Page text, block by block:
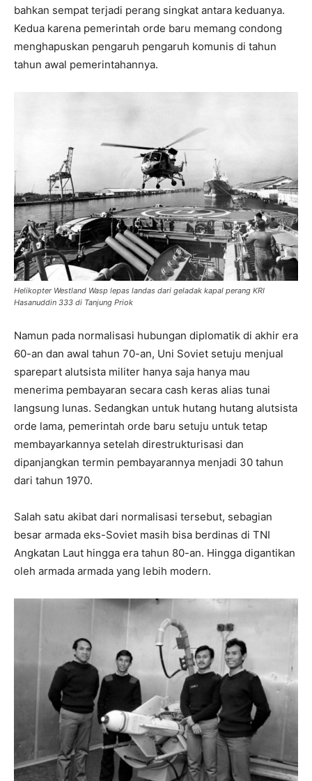
bahkan sempat terjadi perang singkat antara keduanya.
Kedua karena pemerintah orde baru memang condong
menghapuskan pengaruh pengaruh komunis di tahun
tahun awal pemerintahannya.
Helikopter Westland Wasp lepas landas dari geladak kapal perang KRI
Hasanuddin 333 di Tanjung Priok
Namun pada normalisasi hubungan diplomatik di akhir era
60-an dan awal tahun 70-an, Uni Soviet setuju menjual
sparepart alutsista militer hanya saja hanya mau
menerima pembayaran secara cash keras alias tunai
langsung lunas. Sedangkan untuk hutang hutang alutsista
orde lama, pemerintah orde baru setuju untuk tetap
membayarkannya setelah direstrukturisasi dan
dipanjangkan termin pembayarannya menjadi 30 tahun
dari tahun 1970.
Salah satu akibat dari normalisasi tersebut, sebagian
besar armada eks-Soviet masih bisa berdinas di TNI
Angkatan Laut hingga era tahun 80-an. Hingga digantikan
oleh armada armada yang lebih modern.